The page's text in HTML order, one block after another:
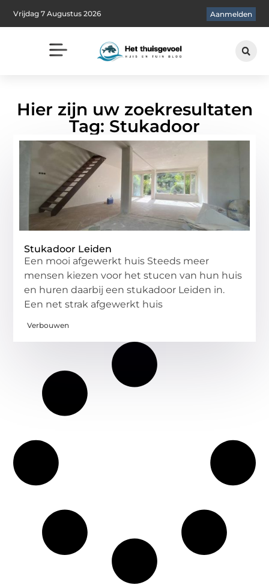
Vrijdag 7 Augustus 2026 Aanmelden
Hier zijn uw zoekresultaten
Tag: Stukadoor
Stukadoor Leiden
Een mooi afgewerkt huis Steeds meer
mensen kiezen voor het stucen van hun huis
en huren daarbij een stukadoor Leiden in.
Een net strak afgewerkt huis
Verbouwen